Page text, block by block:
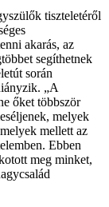
tiszteletéről
akarás, az
segíthetnek
során
„A
őket többször
melyek
mellett az
Ebben
meg minket,